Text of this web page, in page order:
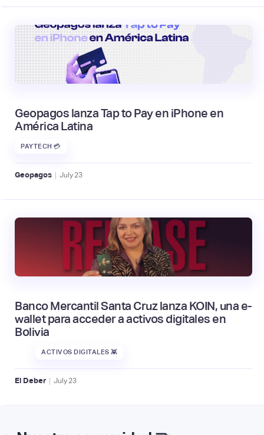
Geopagos lanza Tap to Pay en iPhone en
América Latina
PAYTECH 💳
Geopagos | July 23
Banco Mercantil Santa Cruz lanza KOIN, una e-
wallet para acceder a activos digitales en
Bolivia
ACTIVOS DIGITALES 👾
El Deber | July 23